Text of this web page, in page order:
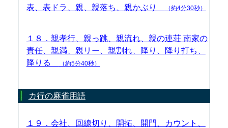
表、表ドラ、親、親落ち、親かぶり
（約4分30秒）
１８．親孝行、親っ跳、親流れ、親の連荘 南家の
責任、親満、親リー、親割れ、降り、降り打ち、
降りる
（約5分40秒）
カ行の麻雀用語
１９．会社、回線切り、開拓、開門、カウント、